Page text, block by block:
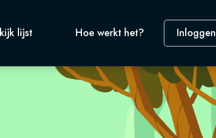
lijst Hoe werkt het? Inloggen